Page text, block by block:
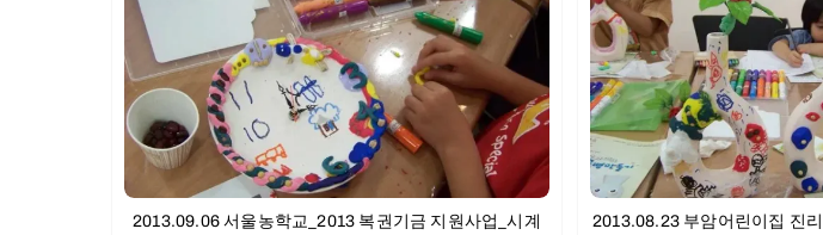
2013.09.06 서울농학교_2013 복권기금 지원사업_시계
2013.08.23 부암어린이집 진